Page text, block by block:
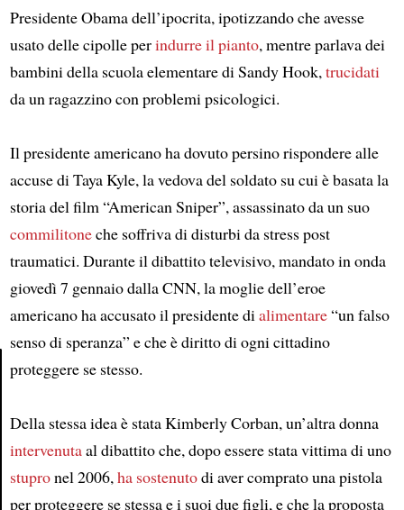
Presidente Obama dell’ipocrita, ipotizzando che avesse
usato delle cipolle perindurreil pianto, mentre parlava dei
bambini della scuola elementare di Sandy Hook,trucidati
da un ragazzino con problemi psicologici.
Il presidente americano ha dovuto persino rispondere alle
accuse di Taya Kyle, la vedova del soldato su cui è basata la
storia del film “American Sniper”, assassinato da un suo
commilitoneche soffriva di disturbi da stress post
traumatici. Durante il dibattito televisivo, mandato in onda
giovedì 7 gennaio dalla CNN, la moglie dell’eroe
americano ha accusato il presidente dialimentare“un falso
senso di speranza” e che è diritto di ogni cittadino
proteggere se stesso.
Della stessa idea è stata Kimberly Corban, un’altra donna
intervenutaal dibattito che, dopo essere stata vittima di uno
stupronel 2006,ha sostenutodi aver comprato una pistola
per proteggere se stessa e i suoi due figli, e che la proposta